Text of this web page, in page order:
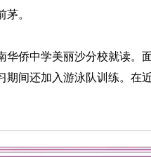
。
侨中学美丽沙分校就读。
期间还加入游泳队训练。在